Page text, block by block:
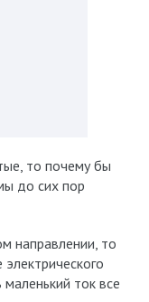
то почему бы
до сих пор
направлении, то
ток все